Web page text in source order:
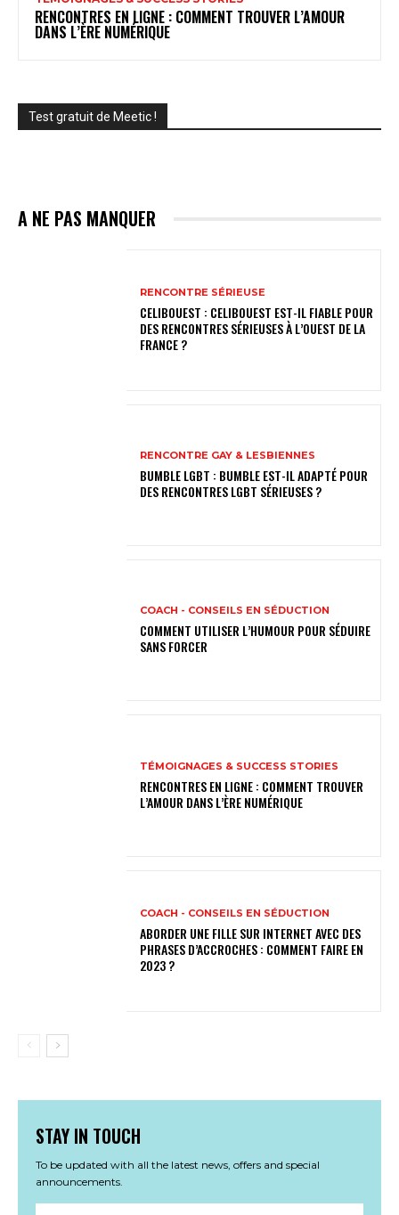
RENCONTRES EN LIGNE : COMMENT TROUVER L’AMOUR
DANS L’ÈRE NUMÉRIQUE
Test gratuit de Meetic !
A NE PAS MANQUER
RENCONTRE SÉRIEUSE
CELIBOUEST : CELIBOUEST EST-IL FIABLE POUR
DES RENCONTRES SÉRIEUSES À L’OUEST DE LA
FRANCE ?
RENCONTRE GAY & LESBIENNES
BUMBLE LGBT : BUMBLE EST-IL ADAPTÉ POUR
DES RENCONTRES LGBT SÉRIEUSES ?
COACH - CONSEILS EN SÉDUCTION
COMMENT UTILISER L’HUMOUR POUR SÉDUIRE
SANS FORCER
TÉMOIGNAGES & SUCCESS STORIES
RENCONTRES EN LIGNE : COMMENT TROUVER
L’AMOUR DANS L’ÈRE NUMÉRIQUE
COACH - CONSEILS EN SÉDUCTION
ABORDER UNE FILLE SUR INTERNET AVEC DES
PHRASES D’ACCROCHES : COMMENT FAIRE EN
2023 ?
STAY IN TOUCH
To be updated with all the latest news, offers and special
announcements.